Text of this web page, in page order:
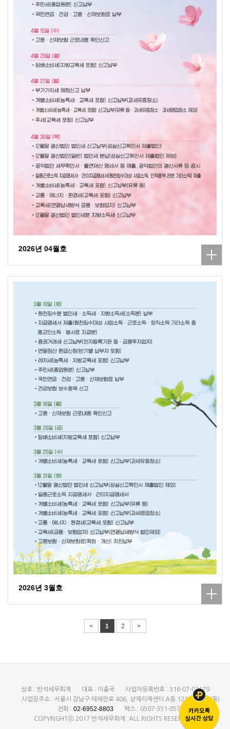
2026년 04월호
2026년 3월호
< 1 2 >
상호 : 반석세무회계 대표 : 이충국
사업자등록번호 : 316-07-01179
사업장주소 : 서울시 강남구 테헤란로 406, 샹제리제센터 A동 1212호 (대치동)
전화 : 02-6952-8803
팩스 : 0507-351-8577
COPYRIGHTⓒ 2017 반석세무회계. ALL RIGHTS RESERVED.